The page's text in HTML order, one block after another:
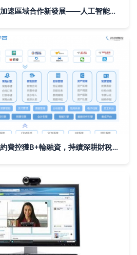
云計算裝備技術服務加速區域合作新發展——人工智能賦能與產業協同新范式
疫情下逆勢增長，簡約費控獲B+輪融資，持續深耕財稅數字化轉型與云計算裝備技術服務